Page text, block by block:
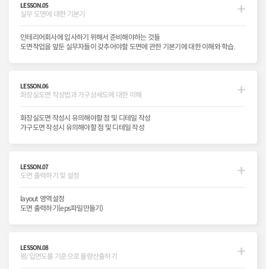
LESSON.05
실무 도면에 대한 기본기
인테리어회사에 입사하기 위해서 준비해야하는 것들
도면작업을 앞둔 실무자들이 갖추어야할 도면에 관한 기본기에 대한 이해와 학습.
LESSON.06
화장실도면 작성법과 가구상세도에 대한 이해
화장실도면 작성시 유의해야할 점 및 디테일 작성
가구도면 작성시 유의해야할 점 및 디테일 작성
LESSON.07
도면 출력하기 및 설정
layout 영역설정
도면 출력하기(eps파일만들기)
LESSON.08
평/입면도를 기준으로 물량산출하기